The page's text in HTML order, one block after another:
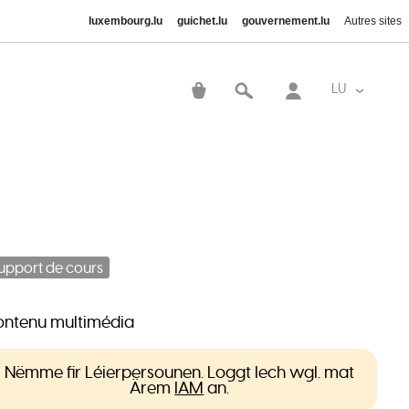
luxembourg.lu guichet.lu gouvernement.lu Autres sites
LU List
account
de cours
multimédia
Nëmme fir Léierpersounen. Loggt Iech wgl. mat
Ärem IAM an.